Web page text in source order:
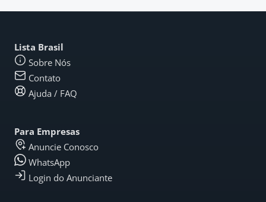
Lista Brasil
Sobre Nós
Contato
Ajuda / FAQ
Para Empresas
Anuncie Conosco
WhatsApp
Login do Anunciante